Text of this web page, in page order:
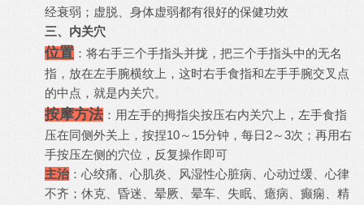
经衰弱；虚脱、身体虚弱都有很好的保健功效
三、内关穴
位置 ：将右手三个手指头并拢，把三个手指头中的无名
指，放在左手腕横纹上，这时右手食指和左手手腕交叉点
的中点，就是内关穴。
按摩方法：用左手的拇指尖按压右内关穴上，左手食指
压在同侧外关上，按捏10～15分钟，每日2～3次；再用右
手按压左侧的穴位，反复操作即可
主治：心绞痛、心肌炎、风湿性心脏病、心动过缓、心律
不齐；休克、昏迷、晕厥、晕车、失眠、癔病、癫痫、精